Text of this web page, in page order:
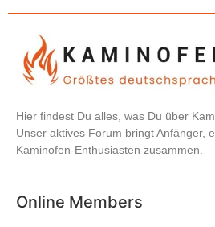
Hier findest Du alles, was Du über
Unser aktives Forum bringt Anfänger,
Kaminofen-Enthusiasten zusammen.
Online Members